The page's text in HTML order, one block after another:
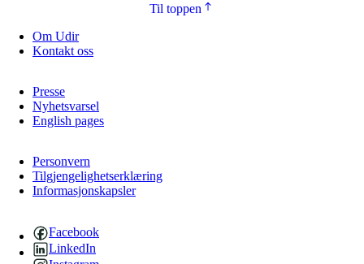
Til toppen
Om Udir
Kontakt oss
Presse
Nyhetsvarsel
English pages
Personvern
Tilgjengelighetserklæring
Informasjonskapsler
Facebook
LinkedIn